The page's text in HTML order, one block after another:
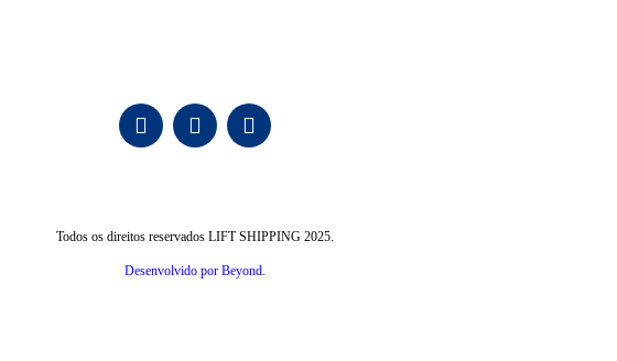
Todos os direitos reservados LIFT SHIPPING 2025.
Desenvolvido por Beyond.